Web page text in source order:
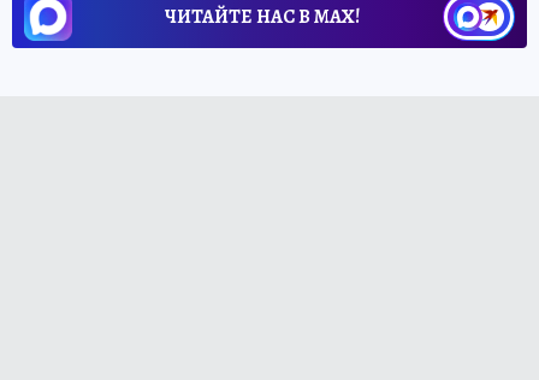
ЧИТАЙТЕ НАС В МАХ!